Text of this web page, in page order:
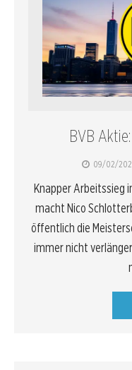
BVB
09/02/
Knapper Arbeitssieg
macht Nico
öffentlich die
immer nicht